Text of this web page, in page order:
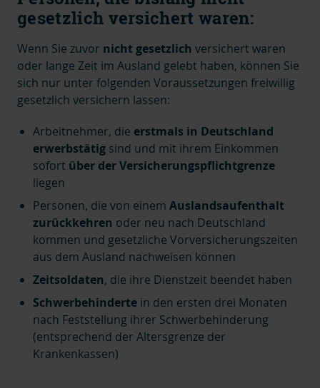
gesetzlich versichert waren:
Wenn Sie zuvor nicht gesetzlich versichert waren
oder lange Zeit im Ausland gelebt haben, können Sie
sich nur unter folgenden Voraussetzungen freiwillig
gesetzlich versichern lassen:
Arbeitnehmer, die erstmals in Deutschland
erwerbstätig sind und mit ihrem Einkommen
sofort über der Versicherungspflichtgrenze
liegen
Personen, die von einem Auslandsaufenthalt
zurückkehren oder neu nach Deutschland
kommen und gesetzliche Vorversicherungszeiten
aus dem Ausland nachweisen können
Zeitsoldaten, die ihre Dienstzeit beendet haben
Schwerbehinderte in den ersten drei Monaten
nach Feststellung ihrer Schwerbehinderung
(entsprechend der Altersgrenze der
Krankenkassen)